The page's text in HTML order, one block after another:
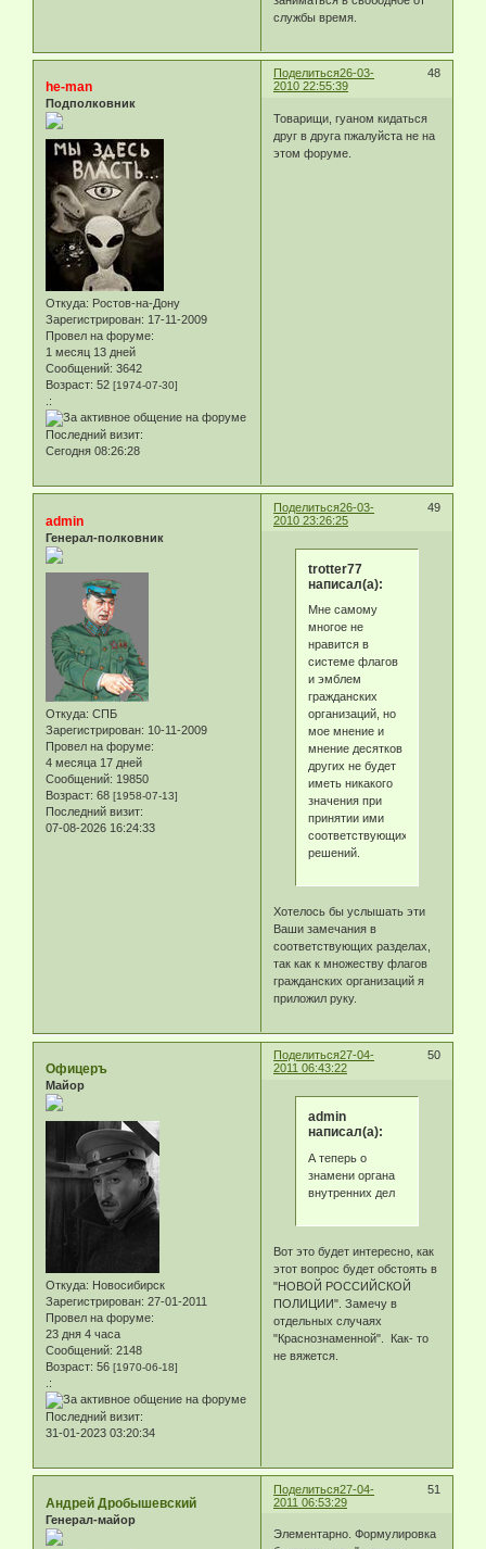
службы время.
Поделиться 48
26-03-
2010 22:55:39
he-man
Подполковник
Откуда: Ростов-на-Дону
Зарегистрирован: 17-11-2009
Провел на форуме:
1 месяц 13 дней
Сообщений: 3642
Возраст: 52 [1974-07-30]
.:
Последний визит:
Сегодня 08:26:28
Товарищи, гуаном кидаться
друг в друга пжалуйста не на
этом форуме.
Поделиться 49
26-03-
2010 23:26:25
admin
Генерал-полковник
Откуда: СПБ
Зарегистрирован: 10-11-2009
Провел на форуме:
4 месяца 17 дней
Сообщений: 19850
Возраст: 68 [1958-07-13]
Последний визит:
07-08-2026 16:24:33
trotter77
написал(а):
Мне самому
многое не
нравится в
системе флагов
и эмблем
гражданских
организаций, но
мое мнение и
мнение десятков
других не будет
иметь никакого
значения при
принятии ими
соответствующих
решений.
Хотелось бы услышать эти
Ваши замечания в
соответствующих разделах,
так как к множеству флагов
гражданских организаций я
приложил руку.
Поделиться 50
27-04-
2011 06:43:22
Офицеръ
Майор
Откуда: Новосибирск
Зарегистрирован: 27-01-2011
Провел на форуме:
23 дня 4 часа
Сообщений: 2148
Возраст: 56 [1970-06-18]
.:
Последний визит:
31-01-2023 03:20:34
admin
написал(а):
А теперь о
знамени органа
внутренних дел
Вот это будет интересно, как
этот вопрос будет обстоять в
"НОВОЙ РОССИЙСКОЙ
ПОЛИЦИИ". Замечу в
отдельных случаях
"Краснознаменной". Как- то
не вяжется.
Поделиться 51
27-04-
2011 06:53:29
Андрей Дробышевский
Генерал-майор
Элементарно. Формулировка